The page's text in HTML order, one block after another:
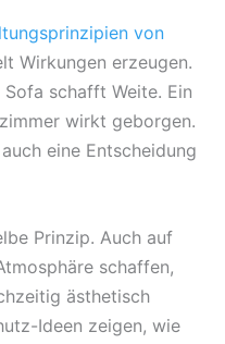
von
Wirkungen erzeugen.
schafft Weite. Ein
wirkt geborgen.
eine Entscheidung
Prinzip. Auch auf
schaffen,
ästhetisch
Ideen zeigen, wie